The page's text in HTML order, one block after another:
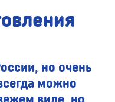
но очень
можно